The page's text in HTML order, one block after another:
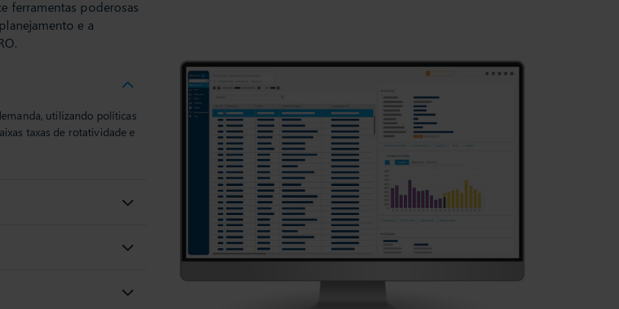
ferramentas poderosas
e a
utilizando políticas
taxas de rotatividade e